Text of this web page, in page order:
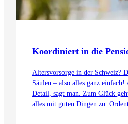
Koordiniert in die
Altersvorsorge in der Schweiz?
Säulen – also alles ganz
Detail, sagt man. Zum Glück
alles mit guten Dingen zu.